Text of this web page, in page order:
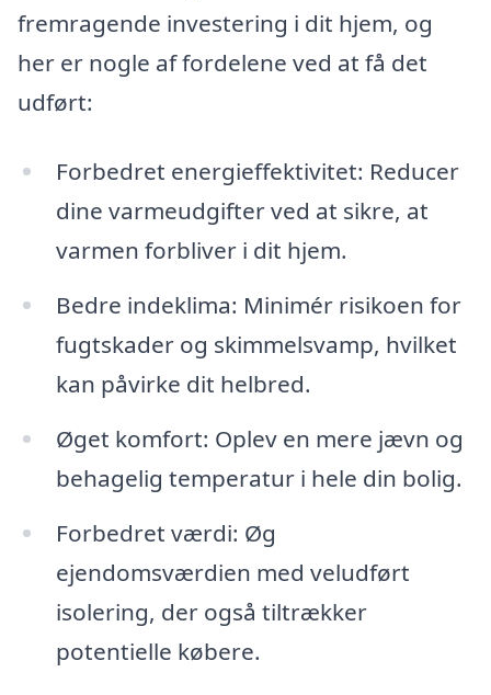
fremragende investering i dit hjem, og
her er nogle af fordelene ved at få det
udført:
Forbedret energieffektivitet: Reducer
dine varmeudgifter ved at sikre, at
varmen forbliver i dit hjem.
Bedre indeklima: Minimér risikoen for
fugtskader og skimmelsvamp, hvilket
kan påvirke dit helbred.
Øget komfort: Oplev en mere jævn og
behagelig temperatur i hele din bolig.
Forbedret værdi: Øg
ejendomsværdien med veludført
isolering, der også tiltrækker
potentielle købere.